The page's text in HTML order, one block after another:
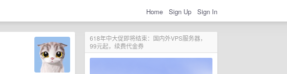
Home Sign Up Sign In
618年中大促即将结束：国内外VPS服务器，
99元起，续费代金券